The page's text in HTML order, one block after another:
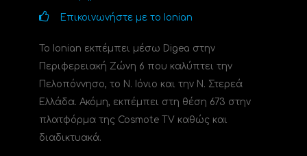
Επικοινωνήστε με το Ionian
Το Ionian εκπέμπει μέσω Digea στην
Περιφερειακή Ζώνη 6 που καλύπτει την
Πελοπόννησο, το N. Ιόνιο και την Ν. Στερεά
Ελλάδα. Ακόμη, εκπέμπει στη θέση 673 στην
πλατφόρμα της Cosmote TV καθώς και
διαδικτυακά.